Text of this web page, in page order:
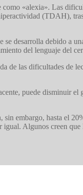
«alexia». Las
(TDAH),
desarrolla debido a
del lenguaje del
de las dificultades de
puede disminuir
embargo, hasta el
Algunos creen